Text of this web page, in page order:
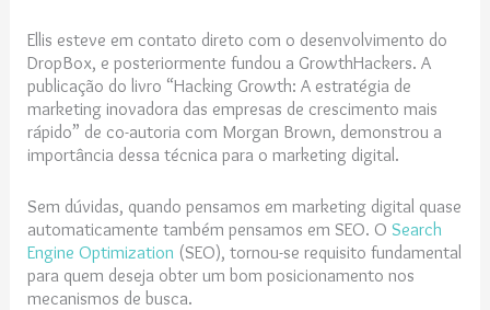
Ellis esteve em contato direto com o desenvolvimento do
DropBox, e posteriormente fundou a GrowthHackers. A
publicação do livro “Hacking Growth: A estratégia de
marketing inovadora das empresas de crescimento mais
rápido” de co-autoria com Morgan Brown, demonstrou a
importância dessa técnica para o marketing digital.
Sem dúvidas, quando pensamos em marketing digital quase
automaticamente também pensamos em SEO. O Search
Engine Optimization (SEO), tornou-se requisito fundamental
para quem deseja obter um bom posicionamento nos
mecanismos de busca.